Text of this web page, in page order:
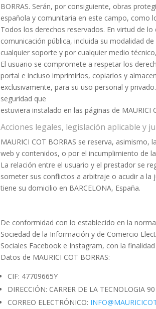
BORRAS. Serán, por consiguiente, obras
española y comunitaria en este campo, como
Todos los derechos reservados. En virtud de
comunicación pública, incluida su modalidad
cualquier soporte y por cualquier medio
El usuario se compromete a respetar los
portal e incluso imprimirlos, copiarlos y
exclusivamente, para su uso personal y
seguridad que
estuviera instalado en las páginas de MAURICI
Acciones legales, legislación aplicable y
MAURICI COT BORRAS se reserva,
web y contenidos, o por el incumplimiento de
La relación entre el usuario y el prestador se
someter sus conflictos a arbitraje o acudir a la
tiene su domicilio en BARCELONA, España.
De conformidad con lo establecido en la
Sociedad de la Información y de Comercio
Sociales Facebook e Instagram, con la
Datos de MAURICI COT BORRAS:
CIF: 47709665Y
DIRECCIÓN: CARRER DE LA TECNOLOGIA
CORREO ELECTRÓNICO: